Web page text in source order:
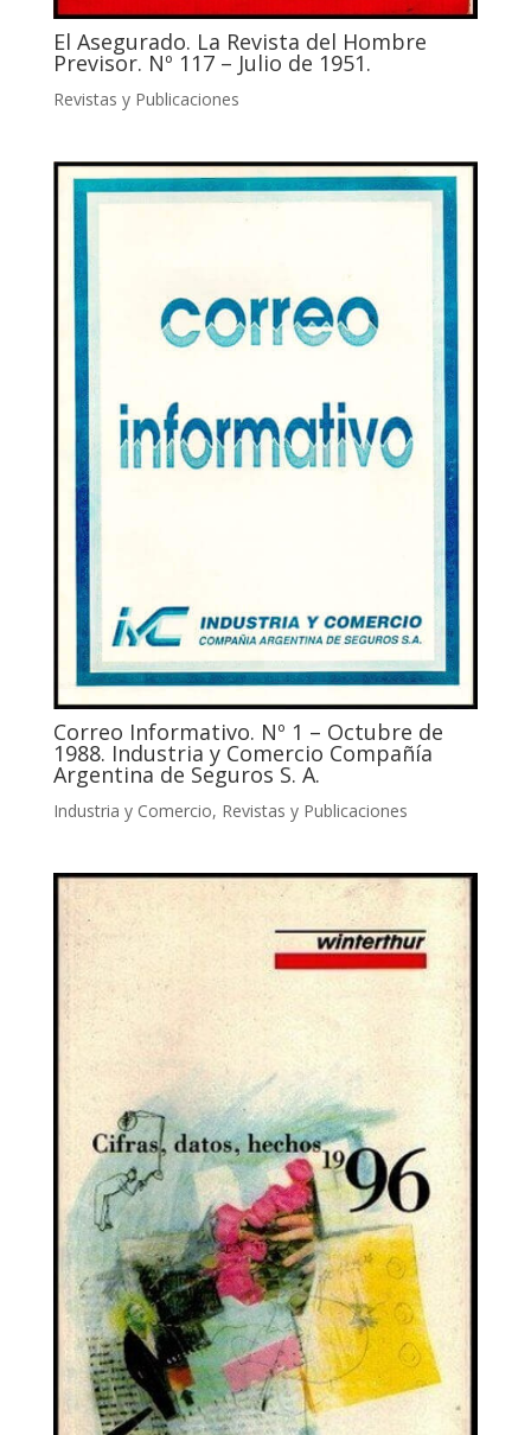
El Asegurado. La Revista del Hombre
Previsor. Nº 117 – Julio de 1951.
Revistas y Publicaciones
Correo Informativo. Nº 1 – Octubre de
1988. Industria y Comercio Compañía
Argentina de Seguros S. A.
Industria y Comercio, Revistas y Publicaciones